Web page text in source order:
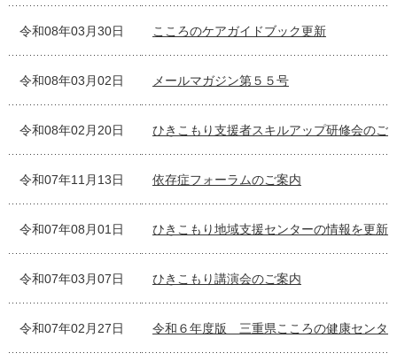
令和08年03月30日 こころのケアガイドブック更新
令和08年03月02日 メールマガジン第５５号
令和08年02月20日 ひきこもり支援者スキルアップ研修会のご
令和07年11月13日 依存症フォーラムのご案内
令和07年08月01日 ひきこもり地域支援センターの情報を更新
令和07年03月07日 ひきこもり講演会のご案内
令和07年02月27日 令和６年度版 三重県こころの健康センタ